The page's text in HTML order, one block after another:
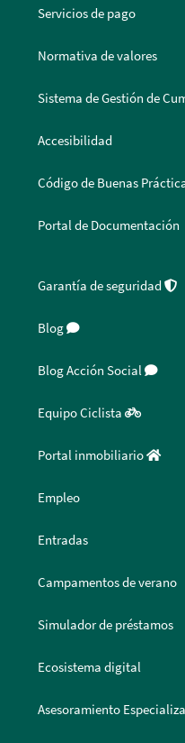
Servicios de pago
Normativa de valores
Sistema de Gestión de
Accesibilidad
Código de Buenas
Portal de Documentación
Garantía de seguridad
Blog
Blog Acción Social
Equipo Ciclista
Portal inmobiliario
Empleo
Entradas
Campamentos de verano
Simulador de préstamos
Ecosistema digital
Asesoramiento